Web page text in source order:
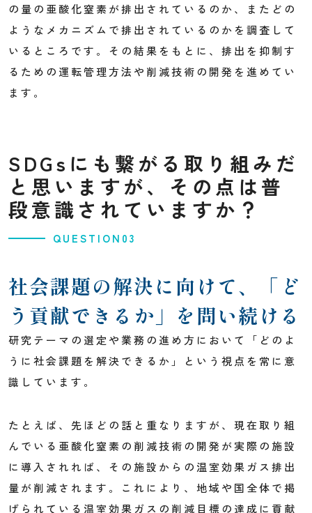
の量の亜酸化窒素が排出されているのか、またどの
ようなメカニズムで排出されているのかを調査して
いるところです。その結果をもとに、排出を抑制す
るための運転管理方法や削減技術の開発を進めてい
ます。
SDGsにも繋がる取り組みだ
と思いますが、その点は普
段意識されていますか？
QUESTION03
社会課題の解決に向けて、
「ど
う貢献できるか」を問い続ける
研究テーマの選定や業務の進め方において「どのよ
うに社会課題を解決できるか」という視点を常に意
識しています。
たとえば、先ほどの話と重なりますが、現在取り組
んでいる亜酸化窒素の削減技術の開発が実際の施設
に導入されれば、その施設からの温室効果ガス排出
量が削減されます。これにより、地域や国全体で掲
げられている温室効果ガスの削減目標の達成に貢献